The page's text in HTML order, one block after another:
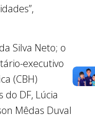
Silva Neto; o
executivo
(CBH)
DF, Lúcia
Mêdas Duval